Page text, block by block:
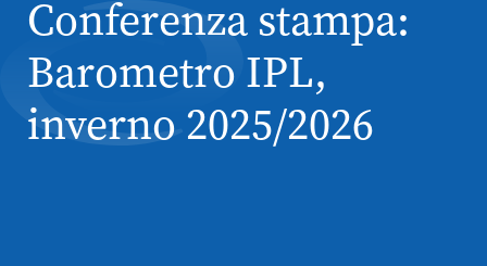
Conferenza stampa:
Barometro IPL,
inverno 2025/2026